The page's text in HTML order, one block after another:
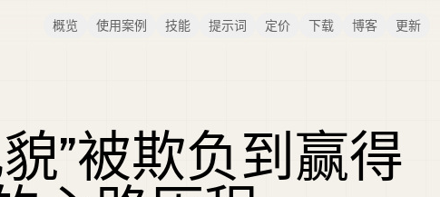
概览 使用案例 技能 提示词 定价 下载 博客 更新
”被欺负到赢得